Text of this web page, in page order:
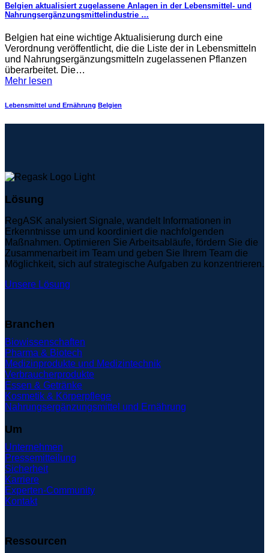
Belgien aktualisiert zugelassene Anlagen in der Lebensmittel- und
Nahrungsergänzungsmittelindustrie …
Belgien hat eine wichtige Aktualisierung durch eine
Verordnung veröffentlicht, die die Liste der in Lebensmitteln
und Nahrungsergänzungsmitteln zugelassenen Pflanzen
überarbeitet. Die…
Mehr lesen
Lebensmittel und Ernährung Belgien
Lösung
RegASK analysiert Signale, wandelt Informationen in
Erkenntnisse um und koordiniert die nachfolgenden
Maßnahmen. Optimieren Sie Arbeitsabläufe, fördern Sie die
Zusammenarbeit im Team und geben Sie Ihrem Team die
Möglichkeit, sich auf strategische Aufgaben zu konzentrieren.
Unsere Lösung
Branchen
Biowissenschaften
Pharma & Biotech
Medizinprodukte und Medizintechnik
Verbraucherprodukte
Essen & Getränke
Kosmetik & Körperpflege
Nahrungsergänzungsmittel und Ernährung
Um
Unternehmen
Pressemitteilung
Sicherheit
Karriere
Experten-Community
Kontakt
Ressourcen